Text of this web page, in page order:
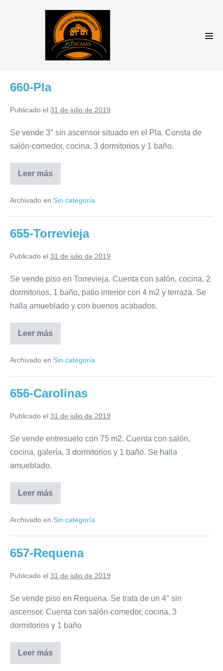
660-Pla
Publicado el 31 de julio de 2019
Se vende 3° sin ascensor situado en el Pla. Consta de
salón-comedor, cocina, 3 dormitorios y 1 baño.
Leer más
660-
Pla
Archivado en Sin categoría
655-Torrevieja
Publicado el 31 de julio de 2019
Se vende piso en Torrevieja. Cuenta con salón, cocina, 2
dormitorios, 1 baño, patio interior con 4 m2 y terraza. Se
halla amueblado y con buenos acabados.
Leer más
655-
Torrevieja
Archivado en Sin categoría
656-Carolinas
Publicado el 31 de julio de 2019
Se vende entresuelo con 75 m2. Cuenta con salón,
cocina, galería, 3 dormitorios y 1 baño. Se halla
amueblado.
Leer más
656-
Carolinas
Archivado en Sin categoría
657-Requena
Publicado el 31 de julio de 2019
Se vende piso en Requena. Se trata de un 4° sin
ascensor. Cuenta con salón-comedor, cocina, 3
dormitorios y 1 baño
Leer más
657-
Requena